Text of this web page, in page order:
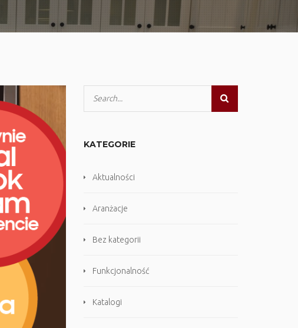
KATEGORIE
Aktualności
Aranżacje
Bez kategorii
Funkcjonalność
Katalogi